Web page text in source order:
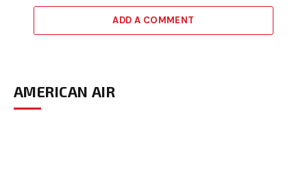
ADD A COMMENT
AMERICAN AIR